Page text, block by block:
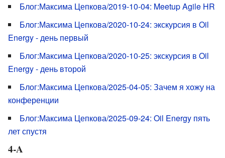
Блог:Максима Цепкова/2019-10-04: Meetup Agile HR
Блог:Максима Цепкова/2020-10-24: экскурсия в Oil
Energy - день первый
Блог:Максима Цепкова/2020-10-25: экскурсия в Oil
Energy - день второй
Блог:Максима Цепкова/2025-04-05: Зачем я хожу на
конференции
Блог:Максима Цепкова/2025-09-24: Oil Energy пять
лет спустя
4-A